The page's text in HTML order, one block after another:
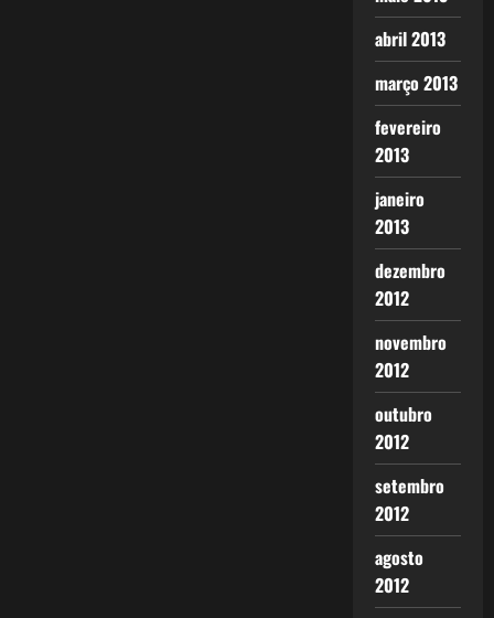
abril 2013
março 2013
fevereiro
2013
janeiro
2013
dezembro
2012
novembro
2012
outubro
2012
setembro
2012
agosto
2012